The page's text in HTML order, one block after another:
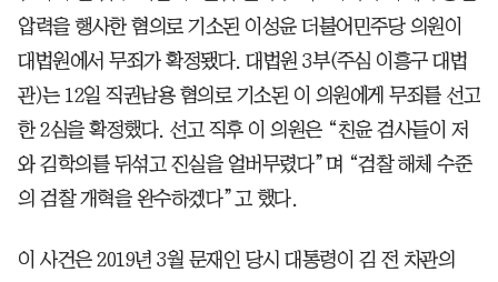
압력을 행사한 혐의로 기소된 이성윤 더불어민주당 의원이
대법원에서 무죄가 확정됐다. 대법원 3부(주심 이흥구 대법
관)는 12일 직권남용 혐의로 기소된 이 의원에게 무죄를 선고
한 2심을 확정했다. 선고 직후 이 의원은 “친윤 검사들이 저
와 김학의를 뒤섞고 진실을 얼버무렸다”며 “검찰 해체 수준
의 검찰 개혁을 완수하겠다”고 했다.
이 사건은 2019년 3월 문재인 당시 대통령이 김 전 차관의